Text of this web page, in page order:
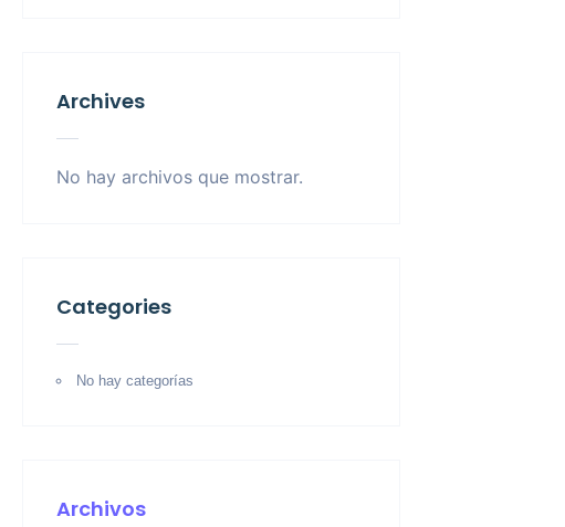
Archives
No hay archivos que mostrar.
Categories
No hay categorías
Archivos